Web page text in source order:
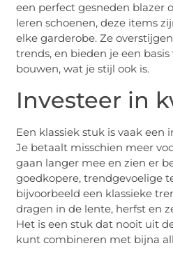
een perfect gesneden blazer
leren schoenen, deze items
elke garderobe. Ze
trends, en bieden je een
bouwen, wat je stijl ook is.
Investeer in
Een klassiek stuk is vaak een
Je betaalt misschien meer
gaan langer mee en zien er
goedkopere, trendgevoelige
bijvoorbeeld een klassieke
dragen in de lente, herfst en
Het is een stuk dat nooit uit
kunt combineren met bijna